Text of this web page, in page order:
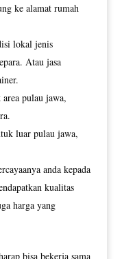
ke alamat rumah
lokal jenis
Atau jasa
pulau jawa,
luar pulau jawa,
anda kepada
kualitas
harga yang
bisa bekerja sama